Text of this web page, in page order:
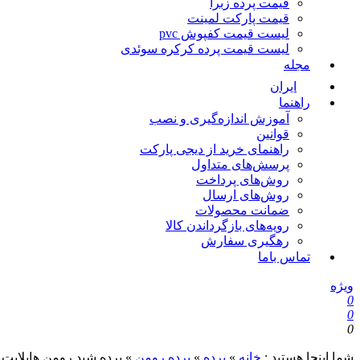
قیمت پرده زبرا
قیمت پارکت لمینت
لیست قیمت کفپوش pvc
لیست قیمت پرده کرکره سوئدی
مجله
ایران
راهنما
آموزش اندازه‌گیری و نصب
قوانین
راهنمای خرید از دیجی پارکت
پرسش‌های متداول
روش‌های پرداخت
روش‌های ارسال
ضمانت محصولات
رویه‌های بازگرداندن کالا
رهگیری سفارش
تماس باما
ویژه
0
0
0
شما اینجا هستید : خانه » پرده » پرده رومن » پرده شید رومن